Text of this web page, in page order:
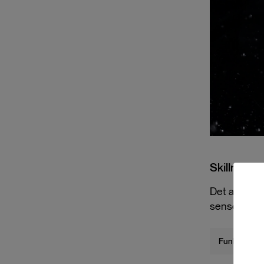
Skillnader
Det
sensorer
Funktion